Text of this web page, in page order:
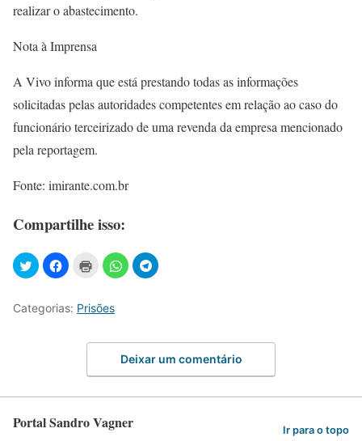
realizar o abastecimento.
Nota à Imprensa
A Vivo informa que está prestando todas as informações
solicitadas pelas autoridades competentes em relação ao caso do
funcionário terceirizado de uma revenda da empresa mencionado
pela reportagem.
Fonte: imirante.com.br
Compartilhe isso:
Categorias: Prisões
Deixar um comentário
Portal Sandro Vagner Ir para o topo